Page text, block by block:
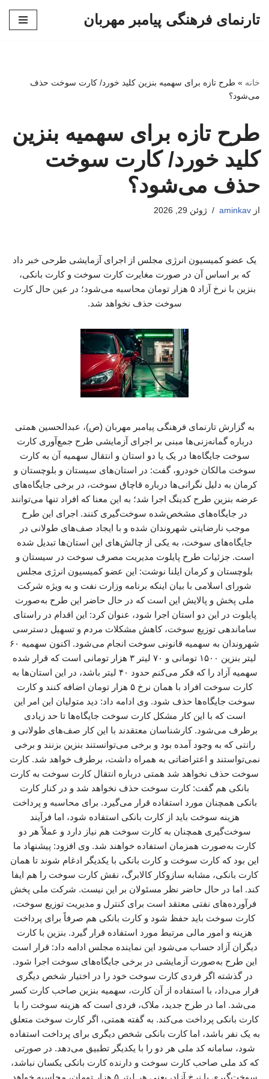
تارنمای فرهنگی پیامبر مهربان
خانه » طرح تازه برای سهمیه بنزین کلید خورد/ کارت سوخت حذف
می‌شود؟
طرح تازه برای سهمیه بنزین
کلید خورد/ کارت سوخت
حذف می‌شود؟
از aminkav ژوئن 29, 2026
یک عضو کمیسیون انرژی مجلس از اجرای آزمایشی طرحی خبر داد
که بر اساس آن در صورت مغایرت کارت سوخت و کارت بانکی،
بنزین با نرخ آزاد ۵ هزار تومان محاسبه می‌شود؛ در عین حال کارت
سوخت حذف نخواهد شد.
به گزارش تارنمای فرهنگی پیامبر مهربان (ص)، عبدالحسین همتی
درباره گمانه‌زنی‌ها مبنی بر اجرای آزمایشی طرح جمع‌آوری کارت
سوخت جایگاه‌ها در یک یا دو استان و انتقال سهمیه آن به کارت
سوخت مالکان خودرو، گفت: در استان‌های سیستان و بلوچستان و
کرمان به دلیل نگرانی‌ها درباره قاچاق سوخت، در برخی جایگاه‌های
عرضه بنزین طرح کدینگ اجرا شد؛ به این معنا که افراد تنها می‌توانند
در جایگاه‌های مشخص‌شده سوخت‌گیری کنند. اجرای این طرح
موجب نارضایتی شهروندان شده و با ایجاد صف‌های طولانی در
جایگاه‌های سوخت، به یکی از چالش‌های این استان‌ها تبدیل شده
است. جزئیات طرح پایلوت مدیریت مصرف سوخت در سیستان و
بلوچستان و کرمان ایلنا نوشت: این عضو کمیسیون انرژی مجلس
شورای اسلامی با بیان اینکه برنامه وزارت نفت و به ویژه شرکت
ملی پخش و پالایش این است که در حال حاضر این طرح به‌صورت
پایلوت در این دو استان اجرا شود، عنوان کرد: این اقدام در راستای
ساماندهی توزیع سوخت، کاهش مشکلات مردم و تسهیل دسترسی
شهروندان به سهمیه قانونی سوخت انجام می‌شود. اکنون سهمیه ۶۰
لیتر بنزین ۱۵۰۰ تومانی و ۷۰ لیتر ۳ هزار تومانی است که قرار شده
سهمیه آزاد را که فکر می‌کنم حدود ۴۰ لیتر باشد، در این استان‌ها به
کارت سوخت افراد با همان نرخ ۵ هزار تومان اضافه کنند و کارت
سوخت جایگاه‌ها حذف شود. وی ادامه داد: دید متولیان این امر این
است که با این کار مشکل کارت سوخت جایگاه‌ها تا حد زیادی
برطرف می‌شود. کارشناسان معتقدند با این کار صف‌های طولانی و
رانتی که به وجود آمده بود و برخی می‌توانستند بنزین بزنند و برخی
نمی‌تواستند و اعتراضاتی به همراه داشت، برطرف خواهد شد. کارت
سوخت حذف نخواهد شد همتی درباره انتقال کارت سوخت به کارت
بانکی هم گفت: کارت سوخت حذف نخواهد شد و در کنار کارت
بانکی همچنان مورد استفاده قرار می‌گیرد. برای محاسبه و پرداخت
هزینه سوخت باید از کارت بانکی استفاده شود، اما فرآیند
سوخت‌گیری همچنان به کارت سوخت هم نیاز دارد و عملاً هر دو
کارت به‌صورت همزمان استفاده خواهند شد. وی افزود: پیشنهاد ما
این بود که کارت سوخت و کارت بانکی با یکدیگر ادغام شوند تا همان
کارت بانکی، مشابه سازوکار کالابرگ، نقش کارت سوخت را هم ایفا
کند. اما در حال حاضر نظر مسئولان بر این نیست. شرکت ملی پخش
فرآورده‌های نفتی معتقد است برای کنترل و مدیریت توزیع سوخت،
کارت سوخت باید حفظ شود و کارت بانکی هم صرفاً برای پرداخت
هزینه و امور مالی مرتبط مورد استفاده قرار گیرد. بنزین با کارت
دیگران آزاد حساب می‌شود این نماینده مجلس ادامه داد: قرار است
این طرح به‌صورت آزمایشی در برخی جایگاه‌های سوخت اجرا شود.
در گذشته اگر فردی کارت سوخت خود را در اختیار شخص دیگری
قرار می‌داد، با استفاده از آن کارت، سهمیه بنزین صاحب کارت کسر
می‌شد. اما در طرح جدید، ملاک، فردی است که هزینه سوخت را با
کارت بانکی پرداخت می‌کند. به گفته همتی، اگر کارت سوخت متعلق
به یک نفر باشد، اما کارت بانکی شخص دیگری برای پرداخت استفاده
شود، سامانه کد ملی هر دو را با یکدیگر تطبیق می‌دهد. در صورتی
که کد ملی صاحب کارت سوخت و دارنده کارت بانکی یکسان نباشد،
سوخت‌گیری با نرخ آزاد، یعنی هر لیتر ۵ هزار تومان، محاسبه خواهد